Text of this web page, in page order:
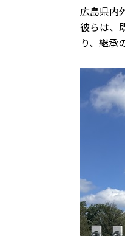
広島県内
彼らは、
り、継承